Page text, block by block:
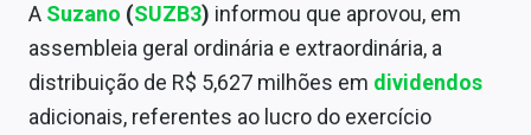
Renda Fixa
Finanças Pessoais
A Suzano (SUZB3) informou que aprovou, em
assembleia geral ordinária e extraordinária, a
distribuição de R$ 5,627 milhões em dividendos
adicionais, referentes ao lucro do exercício